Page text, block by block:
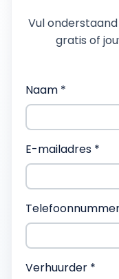
Vul
gratis of
Naam *
E-mailadres *
Verhuurder *